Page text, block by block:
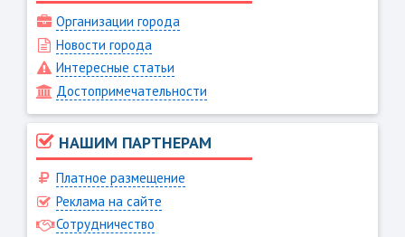
Организации города
Новости города
Интересные статьи
Достопримечательности
НАШИМ ПАРТНЕРАМ
Платное размещение
Реклама на сайте
Сотрудничество